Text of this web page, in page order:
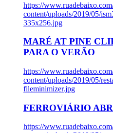
https://
content/uploads/2019/05/
335x256.jpg
MARÉ AT PINE
PARA O VERÃO
https://
content/uploads/2019/05/
fileminimizer.jpg
FERROVIÁRIO
https://